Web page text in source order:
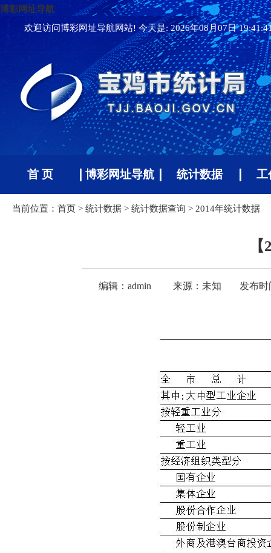
博彩网址导航
欢迎访问博彩网址导航网站! 今天是:2026年08月07日
首 页 博彩网址导航 统计数据 工
当前位置： 首页 > 统计数据 > 统计数据查询 > 2014年统计数据
编辑：admin 来源：未知 发布时